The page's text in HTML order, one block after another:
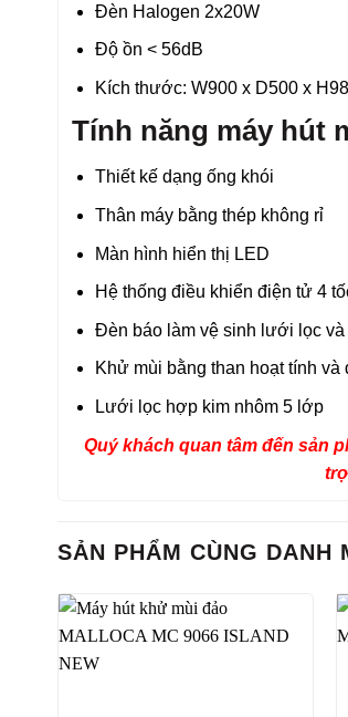
Đèn Halogen 2x20W
Độ ồn < 56dB
Kích thước: W900 x D500 x
Tính năng máy hút
Thiết kế dạng ống khói
Thân máy bằng thép không rỉ
Màn hình hiển thị LED
Hệ thống điều khiển điện tử 4
Đèn báo làm vệ sinh lưới lọc và
Khử mùi bằng than hoạt tính
Lưới lọc hợp kim nhôm 5 lớp
Quý khách quan tâm đến sản
SẢN PHẨM CÙNG DANH